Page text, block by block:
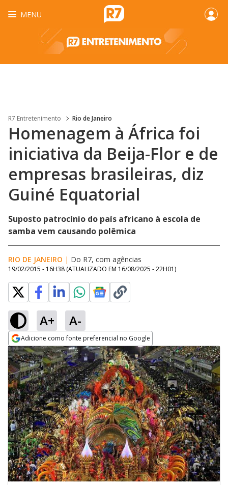
MENU
R7 Entretenimento Rio de Janeiro
Homenagem à África foi
iniciativa da Beija-Flor e de
empresas brasileiras, diz
Guiné Equatorial
Suposto patrocínio do país africano à escola de
samba vem causando polêmica
RIO DE JANEIRO | Do R7, com agências
19/02/2015 - 16H38 (ATUALIZADO EM 16/08/2025 - 22H01)
A+ A-
Adicione como fonte preferencial no Google
Opens in new window